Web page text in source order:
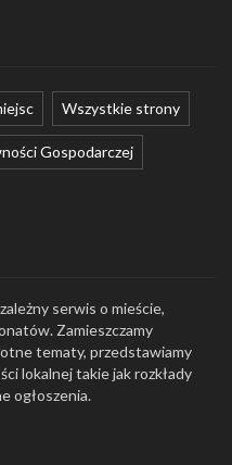
Wszystkie strony
Gospodarczej
serwis o mieście,
Zamieszczamy
tematy, przedstawiamy
lokalnej takie jak rozkłady
ogłoszenia.